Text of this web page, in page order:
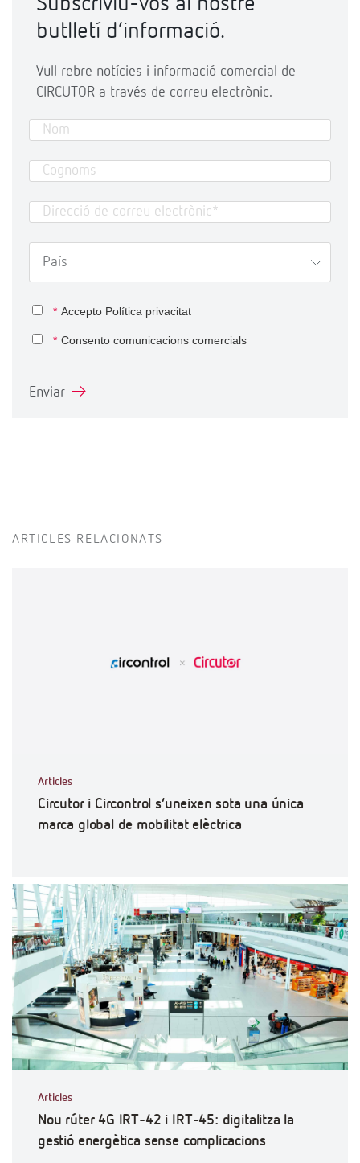
butlletí d’informació.
Vull rebre notícies i informació comercial de
CIRCUTOR a través de correu electrònic.
* Accepto Política privacitat
* Consento comunicacions comercials
Enviar
ARTICLES RELACIONATS
Articles
Circutor i Circontrol s’uneixen sota una única
marca global de mobilitat elèctrica
Articles
Nou rúter 4G IRT-42 i IRT-45: digitalitza la
gestió energètica sense complicacions